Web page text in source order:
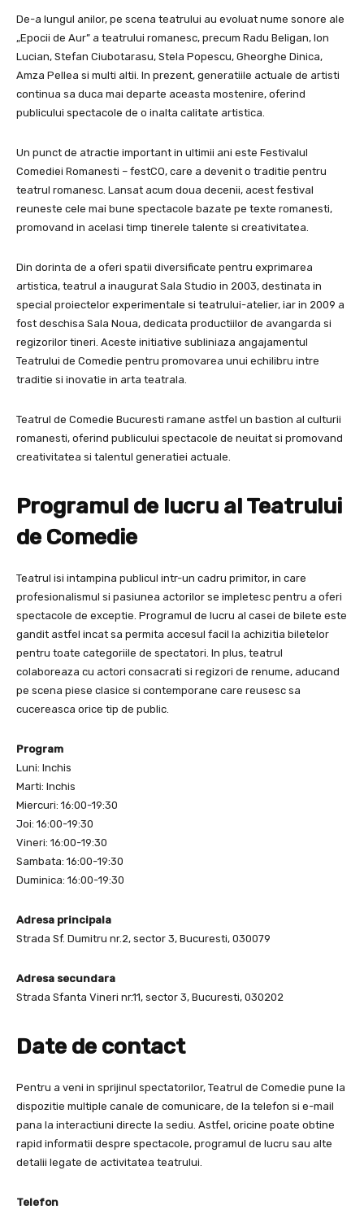
De-a lungul anilor, pe scena teatrului au evoluat nume sonore ale
„Epocii de Aur” a teatrului romanesc, precum Radu Beligan, Ion
Lucian, Stefan Ciubotarasu, Stela Popescu, Gheorghe Dinica,
Amza Pellea si multi altii. In prezent, generatiile actuale de artisti
continua sa duca mai departe aceasta mostenire, oferind
publicului spectacole de o inalta calitate artistica.
Un punct de atractie important in ultimii ani este Festivalul
Comediei Romanesti – festCO, care a devenit o traditie pentru
teatrul romanesc. Lansat acum doua decenii, acest festival
reuneste cele mai bune spectacole bazate pe texte romanesti,
promovand in acelasi timp tinerele talente si creativitatea.
Din dorinta de a oferi spatii diversificate pentru exprimarea
artistica, teatrul a inaugurat Sala Studio in 2003, destinata in
special proiectelor experimentale si teatrului-atelier, iar in 2009 a
fost deschisa Sala Noua, dedicata productiilor de avangarda si
regizorilor tineri. Aceste initiative subliniaza angajamentul
Teatrului de Comedie pentru promovarea unui echilibru intre
traditie si inovatie in arta teatrala.
Teatrul de Comedie Bucuresti ramane astfel un bastion al culturii
romanesti, oferind publicului spectacole de neuitat si promovand
creativitatea si talentul generatiei actuale.
Programul de lucru al Teatrului
de Comedie
Teatrul isi intampina publicul intr-un cadru primitor, in care
profesionalismul si pasiunea actorilor se impletesc pentru a oferi
spectacole de exceptie. Programul de lucru al casei de bilete este
gandit astfel incat sa permita accesul facil la achizitia biletelor
pentru toate categoriile de spectatori. In plus, teatrul
colaboreaza cu actori consacrati si regizori de renume, aducand
pe scena piese clasice si contemporane care reusesc sa
cucereasca orice tip de public.
Program
Luni: Inchis
Marti: Inchis
Miercuri: 16:00-19:30
Joi: 16:00-19:30
Vineri: 16:00-19:30
Sambata: 16:00-19:30
Duminica: 16:00-19:30
Adresa principala
Strada Sf. Dumitru nr.2, sector 3, Bucuresti, 030079
Adresa secundara
Strada Sfanta Vineri nr.11, sector 3, Bucuresti, 030202
Date de contact
Pentru a veni in sprijinul spectatorilor, Teatrul de Comedie pune la
dispozitie multiple canale de comunicare, de la telefon si e-mail
pana la interactiuni directe la sediu. Astfel, oricine poate obtine
rapid informatii despre spectacole, programul de lucru sau alte
detalii legate de activitatea teatrului.
Telefon